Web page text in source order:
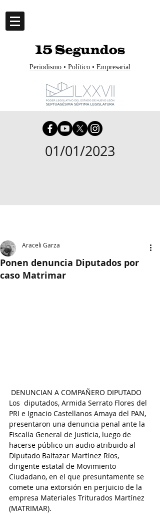
Periodismo • Político • Empresarial
01/01/2023
Ponen denuncia Diputados por
caso Matrimar
Araceli Garza
DENUNCIAN A COMPAÑERO DIPUTADO
Los  diputados, Armida Serrato Flores del
PRI e Ignacio Castellanos Amaya del PAN,
presentaron una denuncia penal ante la
Fiscalía General de Justicia, luego de
hacerse público un audio atribuido al
Diputado Baltazar Martínez Ríos,
dirigente estatal de Movimiento
Ciudadano, en el que presuntamente se
comete una extorsión en perjuicio de la
empresa Materiales Triturados Martínez
(MATRIMAR).